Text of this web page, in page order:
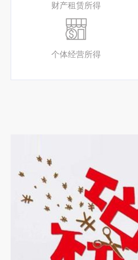
财产租赁所得
个体经营所得